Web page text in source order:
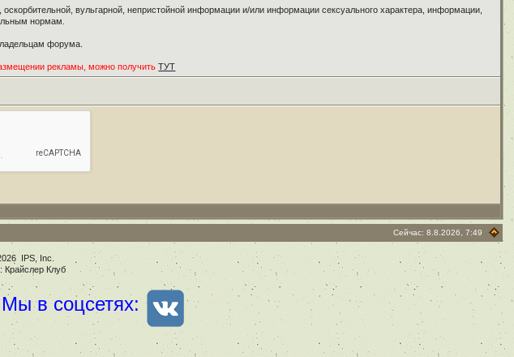
вульгарной, непристойной информации и/или информации сексуального характера, информации,
нормам.
форума.
рекламы, можно получитьТУТ
Сейчас: 8.8.2026, 7:49
IPS, Inc
Крайслер Клуб
Мы в соцсетях: